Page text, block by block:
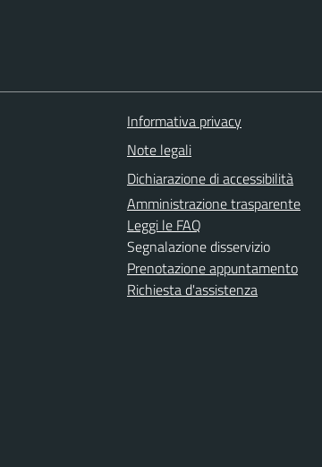
Informativa privacy
Note legali
Dichiarazione di accessibilità
Amministrazione trasparente
Leggi le FAQ
Segnalazione disservizio
Prenotazione appuntamento
Richiesta d'assistenza